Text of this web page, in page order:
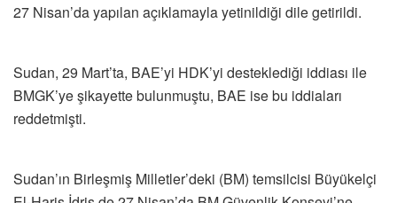
27 Nisan’da yapılan açıklamayla yetinildiği dile getirildi.
Sudan, 29 Mart’ta, BAE’yi HDK’yi desteklediği iddiası ile
BMGK’ye şikayette bulunmuştu, BAE ise bu iddiaları
reddetmişti.
Sudan’ın Birleşmiş Milletler’deki (BM) temsilcisi Büyükelçi